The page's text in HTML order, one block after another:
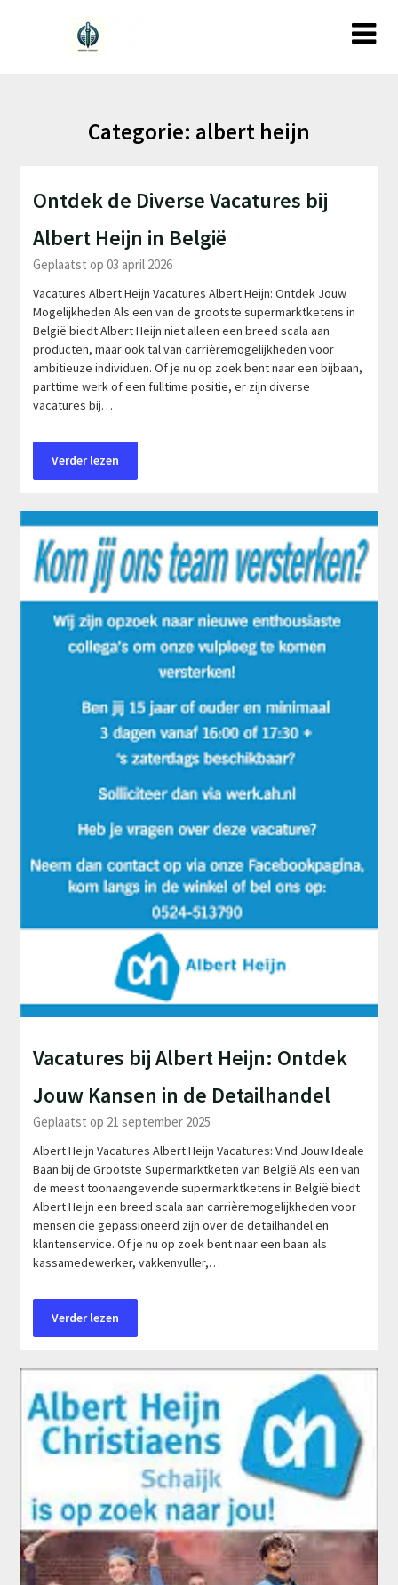
Categorie: albert heijn
Ontdek de Diverse Vacatures bij
Albert Heijn in België
Geplaatst op 03 april 2026
Vacatures Albert Heijn Vacatures Albert Heijn: Ontdek Jouw
Mogelijkheden Als een van de grootste supermarktketens in
België biedt Albert Heijn niet alleen een breed scala aan
producten, maar ook tal van carrièremogelijkheden voor
ambitieuze individuen. Of je nu op zoek bent naar een bijbaan,
parttime werk of een fulltime positie, er zijn diverse
vacatures bij…
Verder lezen
Vacatures bij Albert Heijn: Ontdek
Jouw Kansen in de Detailhandel
Geplaatst op 21 september 2025
Albert Heijn Vacatures Albert Heijn Vacatures: Vind Jouw Ideale
Baan bij de Grootste Supermarktketen van België Als een van
de meest toonaangevende supermarktketens in België biedt
Albert Heijn een breed scala aan carrièremogelijkheden voor
mensen die gepassioneerd zijn over de detailhandel en
klantenservice. Of je nu op zoek bent naar een baan als
kassamedewerker, vakkenvuller,…
Verder lezen